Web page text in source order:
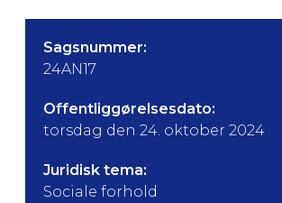
Sagsnummer:
24AN17
Offentliggørelsesdato:
torsdag den 24. oktober 2024
Juridisk tema:
Sociale forhold